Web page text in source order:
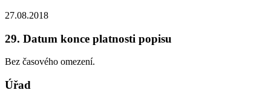
27.08.2018
29. Datum konce platnosti popisu
Bez časového omezení.
Úřad